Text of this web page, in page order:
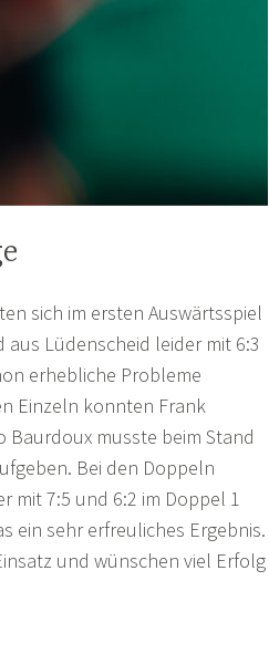
sich im ersten Auswärtsspiel
aus Lüdenscheid leider mit 6:3
erhebliche Probleme
Einzeln konnten Frank
Baurdoux musste beim Stand
Bei den Doppeln
mit 7:5 und 6:2 im Doppel 1
ein sehr erfreuliches Ergebnis.
und wünschen viel Erfolg